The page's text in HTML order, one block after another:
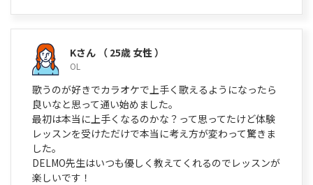
Kさん （ 25歳 女性 ）
OL
歌うのが好きでカラオケで上手く歌えるようになったら
良いなと思って通い始めました。
最初は本当に上手くなるのかな？って思ってたけど体験
レッスンを受けただけで本当に考え方が変わって驚きま
した。
DELMO先生はいつも優しく教えてくれるのでレッスンが
楽しいです！